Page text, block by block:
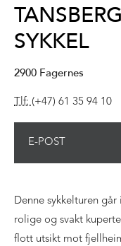
SYKKEL
2900 Fagernes
Tlf:(+47) 61 35 94 10
E-POST
Denne sykkelturen
rolige og svakt
flott utsikt mot